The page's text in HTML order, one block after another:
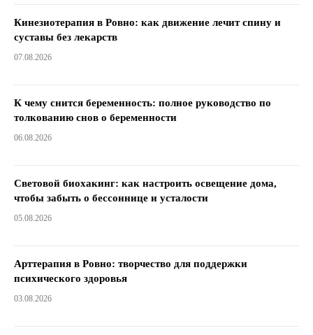
Кинезиотерапия в Ровно: как движение лечит спину и
суставы без лекарств
07.08.2026
К чему снится беременность: полное руководство по
толкованию снов о беременности
06.08.2026
Световой биохакинг: как настроить освещение дома,
чтобы забыть о бессоннице и усталости
05.08.2026
Арттерапия в Ровно: творчество для поддержки
психического здоровья
03.08.2026